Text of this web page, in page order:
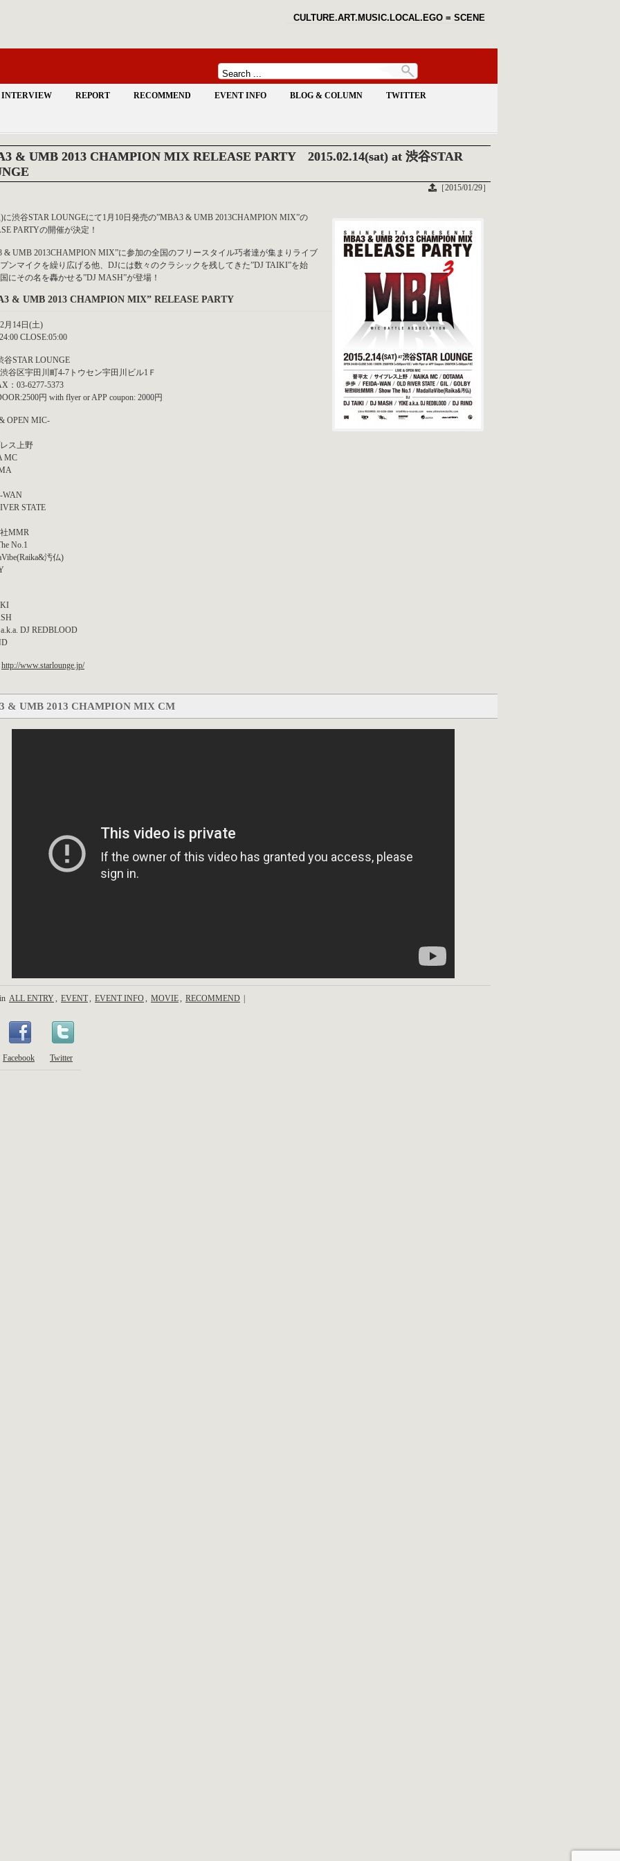
CULTURE.ART.MUSIC.LOCAL.EGO = SCENE
INTERVIEW REPORT RECOMMEND EVENT INFO BLOG & COLUMN TWITTER
& UMB 2013 CHAMPION MIX RELEASE PARTY 2015.02.14(sat) at 渋谷STAR
［2015/01/29］
)に渋谷STAR LOUNGEにて1月10日発売の”MBA3 & UMB 2013CHAMPION MIX”の
PARTYの開催が決定！
& UMB 2013CHAMPION MIX”に参加の全国のフリースタイル巧者達が集まりライブ
ンマイクを繰り広げる他、DJには数々のクラシックを残してきた”DJ TAIKI”を始
にその名を轟かせる”DJ MASH”が登場！
& UMB 2013 CHAMPION MIX” RELEASE PARTY
月14日(土)
CLOSE:05:00
谷STAR LOUNGE
谷区宇田川町4-7トウセン宇田川ビル1Ｆ
：03-6277-5373
円 with flyer or APP coupon: 2000円
OPEN MIC-
ス上野
MC
WAN
STATE
MMR
No.1
汚仏)
DJ REDBLOOD
http://www.starlounge.jp/
& UMB 2013 CHAMPION MIX CM
ALL ENTRY, EVENT, EVENT INFO, MOVIE, RECOMMEND
Facebook Twitter